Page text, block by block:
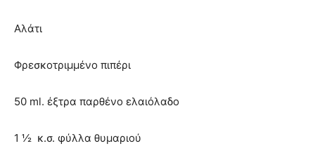
Αλάτι
Φρεσκοτριμμένο πιπέρι
50 ml. έξτρα παρθένο ελαιόλαδο
1 ½ κ.σ. φύλλα θυμαριού